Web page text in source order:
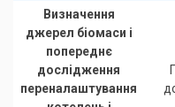
Визначення
джерел біомаси і
попереднє
дослідження
переналаштування